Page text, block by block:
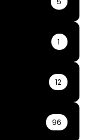
1
12
96